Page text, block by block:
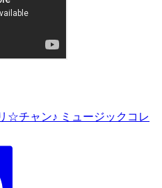
☆チャン♪ ミュージックコレ